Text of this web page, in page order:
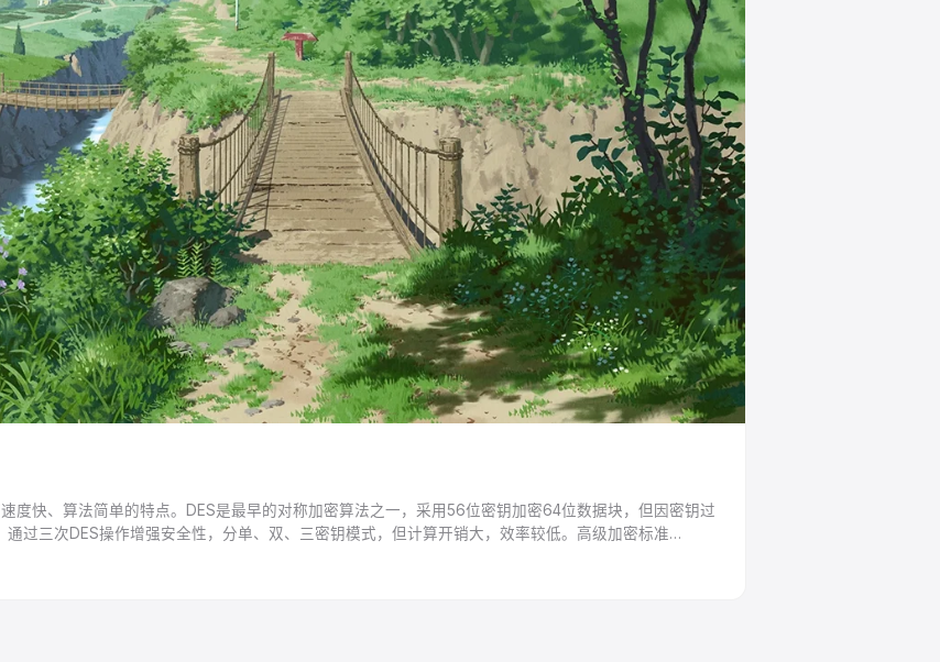
度快、算法简单的特点。DES是最早的对称加密算法之一，采用56位密钥加密64位数据块，但因密钥过
过三次DES操作增强安全性，分单、双、三密钥模式，但计算开销大，效率较低。高级加密标准
密钥，通过字节代换、行移位等复杂操作提供更强安全性，且性能高效，已成为当前主流对称加密算法。